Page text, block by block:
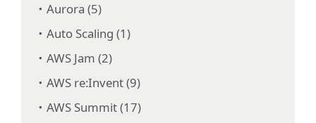
Aurora (5)
Auto Scaling (1)
AWS Jam (2)
AWS re:Invent (9)
AWS Summit (17)